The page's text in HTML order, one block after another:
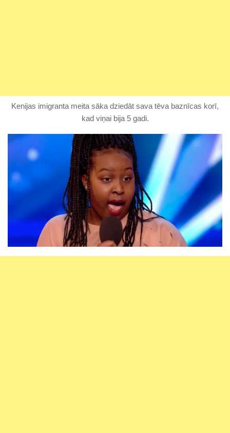
Kenijas imigranta meita sāka dziedāt sava tēva baznīcas korī,
kad viņai bija 5 gadi.